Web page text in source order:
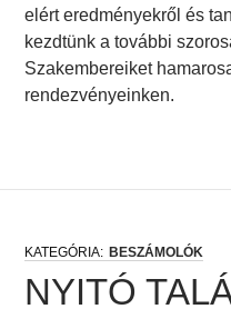
elért eredményekről és
kezdtünk a további
Szakembereiket
rendezvényeinken.
BESZÁMOLÓK
NYITÓ